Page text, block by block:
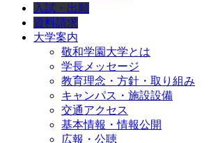
入試・出願
資料請求
大学案内
敬和学園大学とは
学長メッセージ
教育理念・方針・取り組み
キャンパス・施設設備
交通アクセス
基本情報・情報公開
広報・公聴